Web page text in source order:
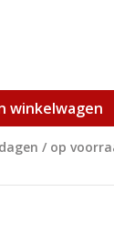
winkelwagen
/ op